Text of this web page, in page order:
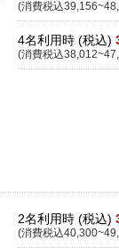
(消費税込
4名利用時 (税込)
(消費税込
2名利用時 (税込)
(消費税込